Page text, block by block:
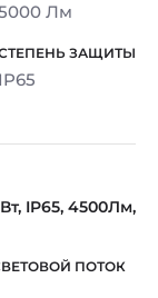
Лм
IP65
IP65, 4500Лм,